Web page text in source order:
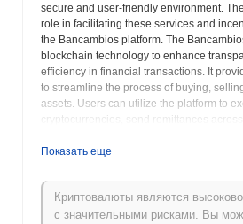
secure and user-friendly environment.
role in facilitating these services and
the Bancambios platform. The
blockchain technology to enhance
efficiency in financial transactions. It
to streamline the process of buying,
assets. Users can utilize the platform to
cryptocurrencies, send remittances
utilities within the Bancambios
rewards through staking or participation
platform aims to empower users with
while providing access to a broader
Показать еще
Криптовалюты являются
с значительными рисками. Вы